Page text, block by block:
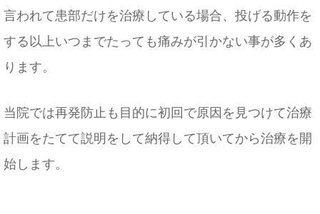
言われて患部だけを治療している場合、投げる動作を
する以上いつまでたっても痛みが引かない事が多くあ
ります。
当院では再発防止も目的に初回で原因を見つけて治療
計画をたてて説明をして納得して頂いてから治療を開
始します。